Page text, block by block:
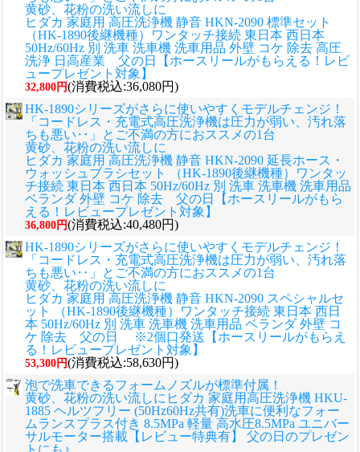
黄砂、花粉の洗い流しに
ヒダカ 家庭用 高圧洗浄機 静音 HKN-2090 標準セット
（HK-1890後継機種）ワンタッチ接続 東日本 西日本
50Hz/60Hz 別 洗車 洗車機 洗車用品 外壁 コケ 除去 高圧
洗浄 日高産業 父の日【ホースリールがもらえる！レビ
ュープレゼント対象】
32,800円(消費税込:36,080円)
HK-1890シリーズがさらに使いやすくモデルチェンジ！
「コードレス・充電式高圧洗浄機は圧力が弱い、汚れ落
ちも悪い‥」とご不満の方におススメの1台
黄砂、花粉の洗い流しに
ヒダカ 家庭用 高圧洗浄機 静音 HKN-2090 延長ホース・
ウォッシュブラシセット （HK-1890後継機種）ワンタッ
チ接続 東日本 西日本 50Hz/60Hz 別 洗車 洗車機 洗車用品
ベランダ 外壁 コケ 除去 父の日【ホースリールがもら
える！レビュープレゼント対象】
36,800円(消費税込:40,480円)
HK-1890シリーズがさらに使いやすくモデルチェンジ！
「コードレス・充電式高圧洗浄機は圧力が弱い、汚れ落
ちも悪い‥」とご不満の方におススメの1台
黄砂、花粉の洗い流しに
ヒダカ 家庭用 高圧洗浄機 静音 HKN-2090 スペシャルセ
ット （HK-1890後継機種）ワンタッチ接続 東日本 西日
本 50Hz/60Hz 別 洗車 洗車機 洗車用品 ベランダ 外壁 コ
ケ 除去 父の日 ※2個口発送【ホースリールがもらえ
る！レビュープレゼント対象】
53,300円(消費税込:58,630円)
泡で洗車できるフォームノズルが標準付属！
黄砂、花粉の洗い流しに ヒダカ 家庭用高圧洗浄機 HKU-
1885 ヘルツフリー (50Hz60Hz共有)洗車に便利なフォー
ムランスプラス付き 8.5MPa 軽量 高水圧8.5MPa ユニバー
サルモーター搭載【レビュー特典有】 父の日のプレゼン
トにも♪